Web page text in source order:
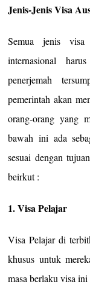
Jenis-Jenis Visa
Semua jenis
internasional
penerjemah
pemerintah akan
orang-orang yang
bawah ini ada
sesuai dengan
beirkut :
1. Visa Pelajar
Visa Pelajar di
khusus untuk
masa berlaku visa